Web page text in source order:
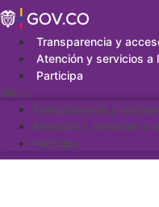
Saltar
al
contenidoTransparencia y
Atención y servicios a
Participa
Menu
Transparencia y
Atención y servicios a
Participa